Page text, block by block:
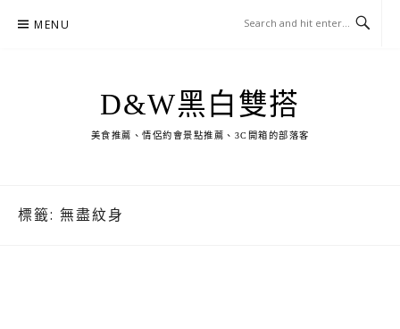
MENU
D&W黑白雙搭
美食推薦、情侶約會景點推薦、3C開箱的部落客
標籤: 無盡紋身